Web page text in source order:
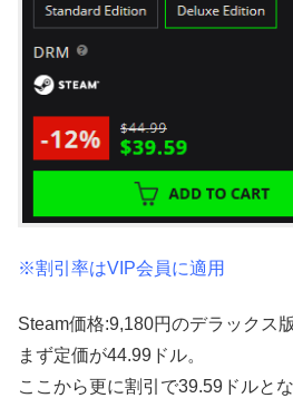
※割引率はVIP会員に適用
Steam価格:9,180円のデラックス版
まず定価が44.99ドル。
ここから更に割引で39.59ドルと